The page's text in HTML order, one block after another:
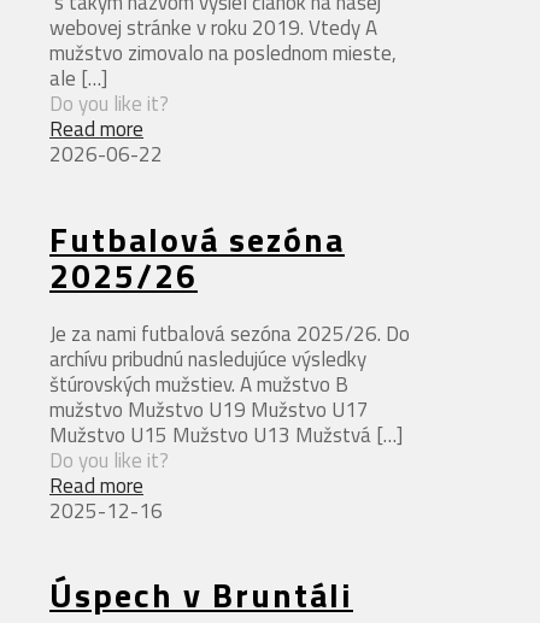
webovej stránke v roku 2019. Vtedy A
mužstvo zimovalo na poslednom mieste,
ale […]
Do you like it?
Read more
2026-06-22
Futbalová sezóna
2025/26
Je za nami futbalová sezóna 2025/26. Do
archívu pribudnú nasledujúce výsledky
štúrovských mužstiev. A mužstvo B
mužstvo Mužstvo U19 Mužstvo U17
Mužstvo U15 Mužstvo U13 Mužstvá[…]
Do you like it?
Read more
2025-12-16
Úspech v Bruntáli